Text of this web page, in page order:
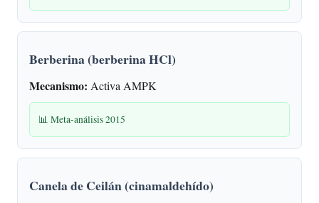
Berberina (berberina HCl)
Mecanismo: Activa AMPK
📊 Meta-análisis 2015
Canela de Ceilán (cinamaldehído)